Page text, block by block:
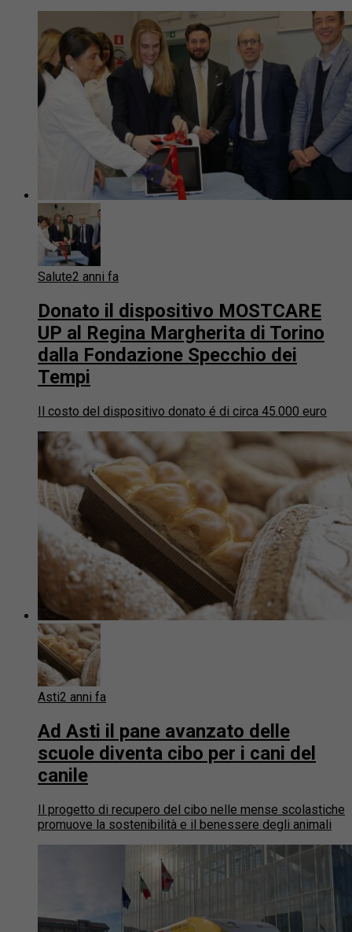
Salute2 anni fa
Donato il dispositivo MOSTCARE
UP al Regina Margherita di Torino
dalla Fondazione Specchio dei
Tempi
Il costo del dispositivo donato é di circa 45.000 euro
Asti2 anni fa
Ad Asti il pane avanzato delle
scuole diventa cibo per i cani del
canile
Il progetto di recupero del cibo nelle mense scolastiche
promuove la sostenibilità e il benessere degli animali